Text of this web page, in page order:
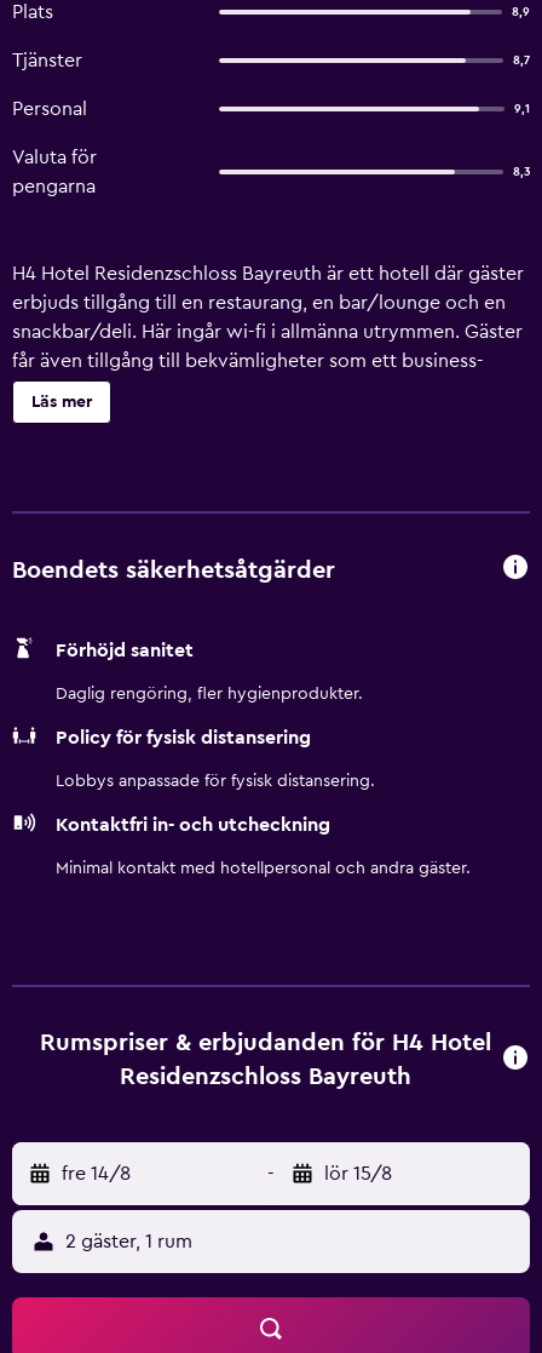
Plats 8,9
Tjänster 8,7
Personal 9,1
Valuta för
pengarna
8,3
H4 Hotel Residenzschloss Bayreuth är ett hotell där gäster
erbjuds tillgång till en restaurang, en bar/lounge och en
snackbar/deli. Här ingår wi-fi i allmänna utrymmen. Gäster
får även tillgång till bekvämligheter som ett business-
center (öppet dygnet runt), ett kafé och parkering. Ingen
städning tillgänglig. H4 Hotel Residenzschloss Bayreuth
hårtorkar. Skrivbord och telefon finns. Fritidsaktiviteterna
Läs mer
Boendets säkerhetsåtgärder
Förhöjd sanitet
Daglig rengöring, fler hygienprodukter.
Policy för fysisk distansering
Lobbys anpassade för fysisk distansering.
Kontaktfri in- och utcheckning
Minimal kontakt med hotellpersonal och andra gäster.
Rumspriser & erbjudanden för H4 Hotel
Residenzschloss Bayreuth
fre 14/8 - lör 15/8
2 gäster, 1 rum